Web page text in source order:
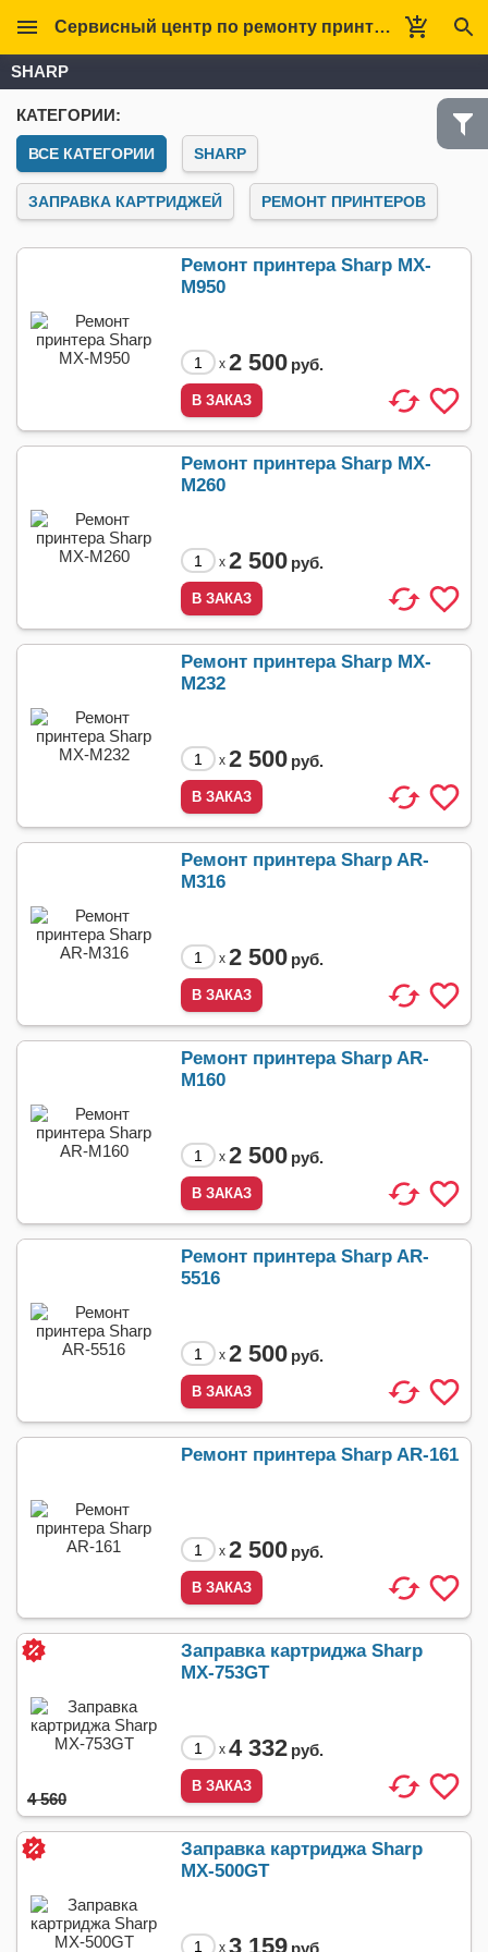
Сервисный центр по ремонту принтеров Кверт
SHARP
КАТЕГОРИИ:
ВСЕ КАТЕГОРИИ SHARP
ЗАПРАВКА КАРТРИДЖЕЙ РЕМОНТ ПРИНТЕРОВ
Ремонт принтера Sharp MX-
M950
x 2 500 руб.
Ремонт принтера Sharp MX-
M260
x 2 500 руб.
Ремонт принтера Sharp MX-
M232
x 2 500 руб.
Ремонт принтера Sharp AR-
M316
x 2 500 руб.
Ремонт принтера Sharp AR-
M160
x 2 500 руб.
Ремонт принтера Sharp AR-
5516
x 2 500 руб.
Ремонт принтера Sharp AR-161
x 2 500 руб.
Заправка картриджа Sharp
MX-753GT
x
4 560
4 332 руб.
Заправка картриджа Sharp
MX-500GT
x 3 159